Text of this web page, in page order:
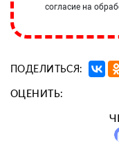
согласие на
ПОДЕЛИТЬСЯ:
ОЦЕНИТЬ: